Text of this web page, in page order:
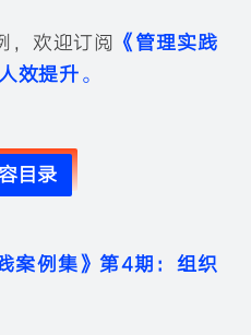
，欢迎订阅 《管理实践
效提升。
目录
案例集》第4期：组织